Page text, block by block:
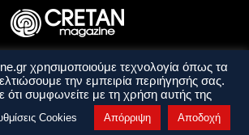
Πολιτική Απορρήτου
Όροι Χρήσης
Όροι και Προϋποθέσεις
χρησιμοποιούμε τεχνολογία όπως τα
την εμπειρία περιήγησής σας.
ότι συμφωνείτε με τη χρήση αυτής της
Cookies Απόρριψη Αποδοχή